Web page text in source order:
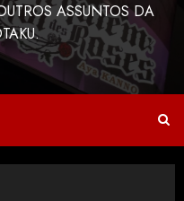
ASSUNTOS DA